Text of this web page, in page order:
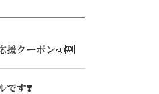
援クーポン📣🈹
です❣️